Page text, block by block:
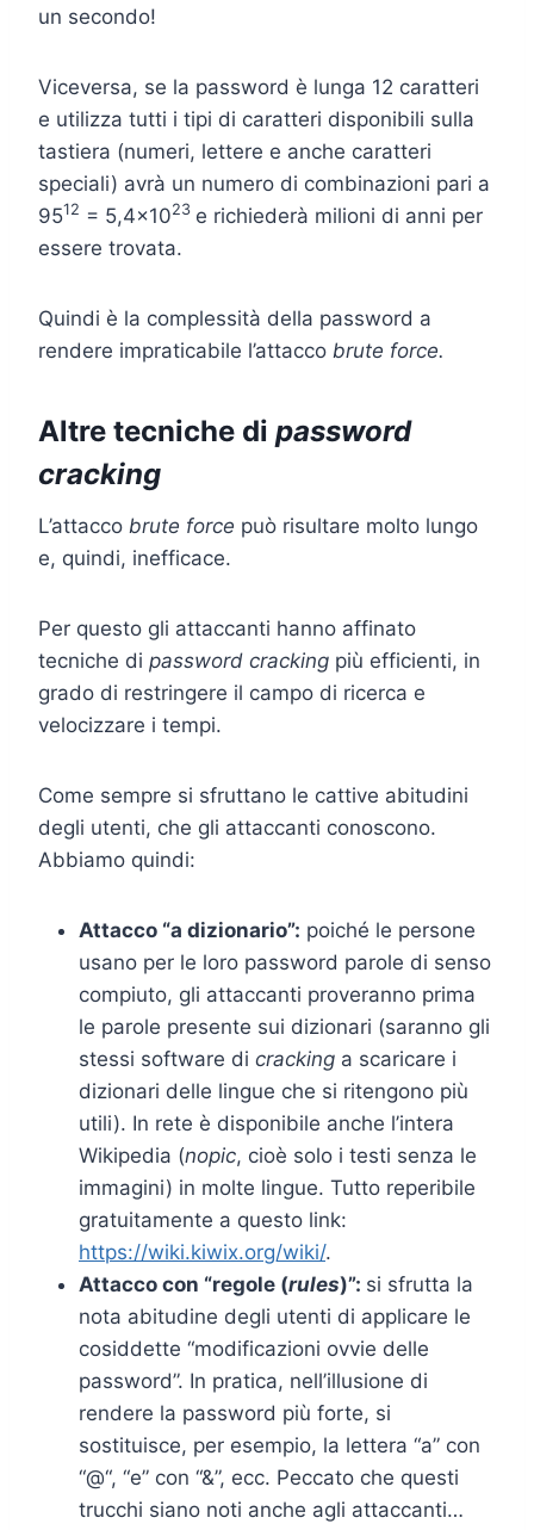
un secondo!
Viceversa, se la password è lunga 12 caratteri
e utilizza tutti i tipi di caratteri disponibili sulla
tastiera (numeri, lettere e anche caratteri
speciali) avrà un numero di combinazioni pari a
9512 = 5,4×1023 e richiederà milioni di anni per
essere trovata.
Quindi è la complessità della password a
rendere impraticabile l’attacco brute force.
Altre tecniche di password
cracking
L’attacco brute force può risultare molto lungo
e, quindi, inefficace.
Per questo gli attaccanti hanno affinato
tecniche di password cracking più efficienti, in
grado di restringere il campo di ricerca e
velocizzare i tempi.
Come sempre si sfruttano le cattive abitudini
degli utenti, che gli attaccanti conoscono.
Abbiamo quindi:
Attacco “a dizionario”: poiché le persone
usano per le loro password parole di senso
compiuto, gli attaccanti proveranno prima
le parole presente sui dizionari (saranno gli
stessi software di cracking a scaricare i
dizionari delle lingue che si ritengono più
utili). In rete è disponibile anche l’intera
Wikipedia (nopic, cioè solo i testi senza le
immagini) in molte lingue. Tutto reperibile
gratuitamente a questo link:
https://wiki.kiwix.org/wiki/.
Attacco con “regole (rules)”: si sfrutta la
nota abitudine degli utenti di applicare le
cosiddette “modificazioni ovvie delle
password”. In pratica, nell’illusione di
rendere la password più forte, si
sostituisce, per esempio, la lettera “a” con
“@“, “e” con “&”, ecc. Peccato che questi
trucchi siano noti anche agli attaccanti…